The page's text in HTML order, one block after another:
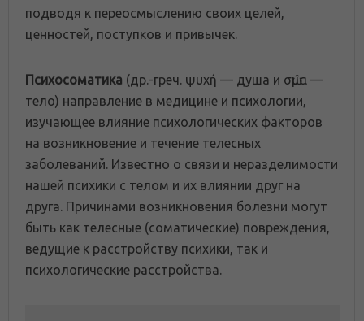
подводя к переосмыслению своих целей,
ценностей, поступков и привычек.
Психосоматика (др.-греч. ψυχή — душа и σῶμα —
тело) направление в медицине и психологии,
изучающее влияние психологических факторов
на возникновение и течение телесных
заболеваний. Известно о связи и неразделимости
нашей психики с телом и их влиянии друг на
друга. Причинами возникновения болезни могут
быть как телесные (соматические) повреждения,
ведущие к расстройству психики, так и
психологические расстройства.